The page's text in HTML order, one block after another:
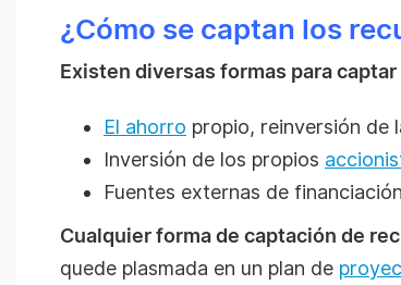
¿Cómo se captan los
Existen diversas formas para
El ahorro propio, reinversión de
Inversión de los propios
Fuentes externas de
Cualquier forma de captación de
quede plasmada en un plan de